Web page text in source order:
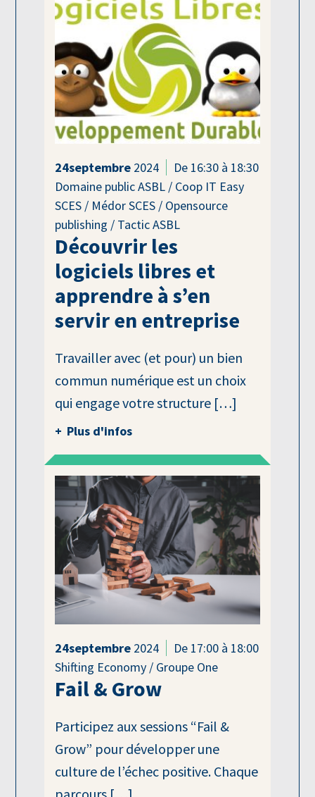
24septembre 2024
De 16:30 à 18:30
Domaine public ASBL / Coop IT Easy
SCES / Médor SCES / Opensource
publishing / Tactic ASBL
Découvrir les
logiciels libres et
apprendre à s’en
servir en entreprise
Travailler avec (et pour) un bien
commun numérique est un choix
qui engage votre structure […]
Plus d'infos
24septembre 2024
De 17:00 à 18:00
Shifting Economy / Groupe One
Fail & Grow
Participez aux sessions “Fail &
Grow” pour développer une
culture de l’échec positive. Chaque